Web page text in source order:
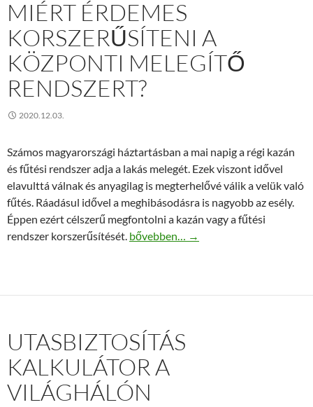
MIÉRT ÉRDEMES
KORSZERŰSÍTENI A
KÖZPONTI MELEGÍTŐ
RENDSZERT?
2020.12.03.
Számos magyarországi háztartásban a mai napig a régi kazán
és fűtési rendszer adja a lakás melegét. Ezek viszont idővel
elavulttá válnak és anyagilag is megterhelővé válik a velük való
fűtés. Ráadásul idővel a meghibásodásra is nagyobb az esély.
Éppen ezért célszerű megfontolni a kazán vagy a fűtési
rendszer korszerűsítését. Miért érdemes korszerűsíteni a
bővebben… →
UTASBIZTOSÍTÁS
KALKULÁTOR A
VILÁGHÁLÓN